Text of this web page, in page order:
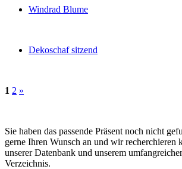
Windrad Blume
Dekoschaf sitzend
1 2 »
Sie haben das passende Präsent noch nicht
gerne Ihren Wunsch an und wir recherchieren
unserer Datenbank und unserem
Verzeichnis.